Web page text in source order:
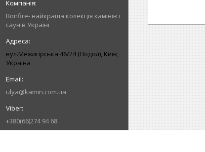
Bonfire- найкраща колекція камінів і
саун в Україні
вул.Межигірська 46/24 (Подол), Київ,
Україна
ulya@kamin.com.ua
+380(66)274 94 68